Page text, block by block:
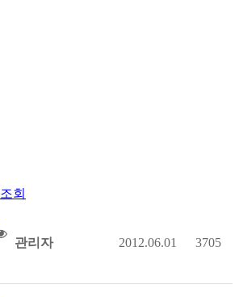
조회
관리자 2012.06.01 3705